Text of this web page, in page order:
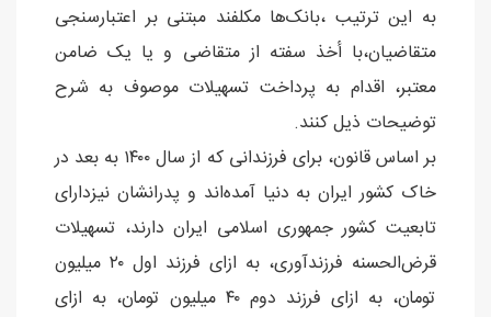
به این ترتیب ،بانک‌ها مکلفند مبتنی بر اعتبارسنجی
متقاضیان،با أخذ سفته از متقاضی و یا یک ضامن
معتبر، اقدام به پرداخت تسهیلات موصوف به شرح
توضیحات ذیل کنند.
بر اساس قانون، برای فرزندانی که از سال ۱۴۰۰ به بعد در
خاک کشور ایران به دنیا آمده‌اند و پدرانشان نیزدارای
تابعیت کشور جمهوری اسلامی ایران دارند، تسهیلات
قرض‌الحسنه فرزندآوری، به ازای فرزند اول‌ ۲۰ میلیون
تومان، به ازای فرزند دوم ۴۰ میلیون تومان، به ازای